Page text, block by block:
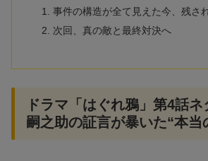
事件の構造が全て見えた今、残さ
次回、真の敵と最終対決へ
ドラマ「はぐれ鴉」第4話ネ
嗣之助の証言が暴いた“本当